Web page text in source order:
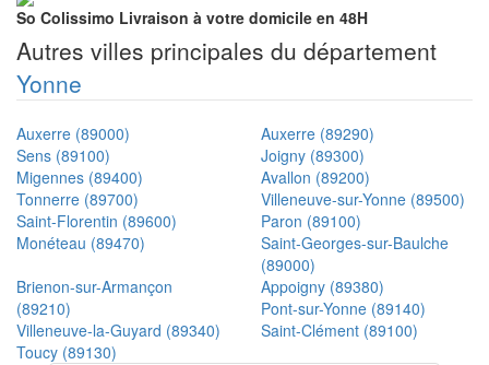
So Colissimo Livraison à votre domicile en 48H
Autres villes principales du département
Yonne
Auxerre (89000)
Auxerre (89290)
Sens (89100)
Joigny (89300)
Migennes (89400)
Avallon (89200)
Tonnerre (89700)
Villeneuve-sur-Yonne (89500)
Saint-Florentin (89600)
Paron (89100)
Monéteau (89470)
Saint-Georges-sur-Baulche
(89000)
Brienon-sur-Armançon
(89210)
Appoigny (89380)
Pont-sur-Yonne (89140)
Villeneuve-la-Guyard (89340)
Saint-Clément (89100)
Toucy (89130)